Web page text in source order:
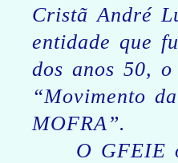
Cristã André
entidade que
dos anos 50, o
“Movimento
MOFRA”.
O GFEIE